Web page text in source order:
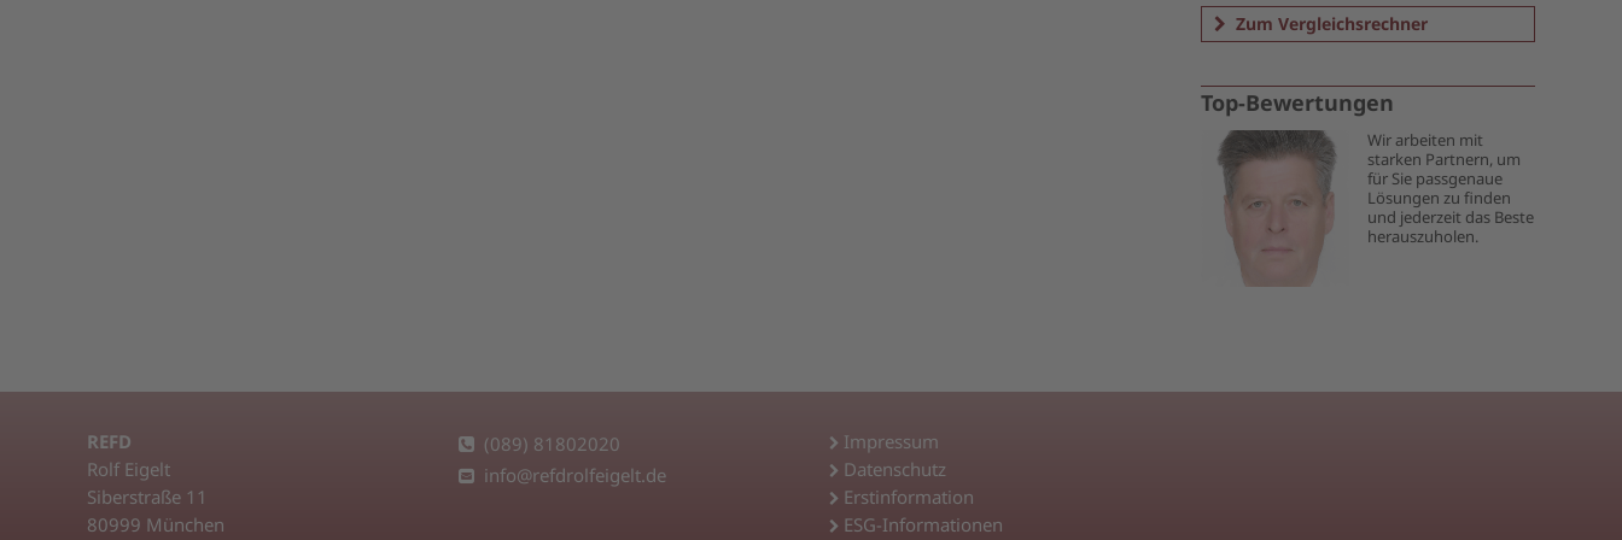
Zum Vergleichsrechner
Top-Bewertungen
Wir arbeiten mit
starken Partnern, um
für Sie passgenaue
Lösungen zu finden
und jederzeit das Beste
herauszuholen.
REFD
Rolf Eigelt
Siberstraße 11
80999 München
(089) 81802020
info@refdrolfeigelt.de
Impressum
Datenschutz
Erstinformation
ESG-Informationen